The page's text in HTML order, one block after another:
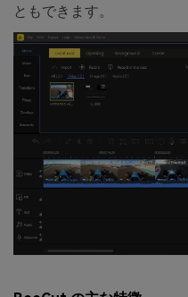
ともできます。